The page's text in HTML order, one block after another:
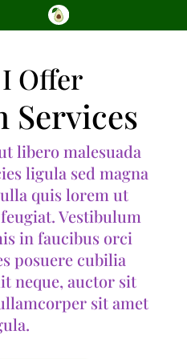
Offer
libero malesuada
ligula sed magna
quis lorem ut
Vestibulum
in faucibus orci
posuere cubilia
neque, auctor sit
sit amet